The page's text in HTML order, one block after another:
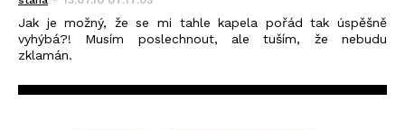
Jak je možný, že se mi tahle kapela pořád tak úspěšně
vyhýbá?! Musím poslechnout, ale tuším, že nebudu
zklamán.